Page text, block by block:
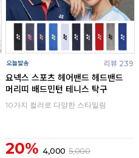
리뷰 239
요넥스 스포츠 헤어밴드 헤드밴드
머리띠 배드민턴 테니스 탁구
10가지 컬러로 다양한 스타일링
20% 4,000 5,000